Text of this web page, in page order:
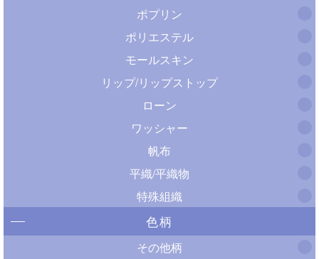
ポプリン
ポリエステル
モールスキン
リップ/リップストップ
ローン
ワッシャー
帆布
平織/平織物
特殊組織
色柄
その他柄